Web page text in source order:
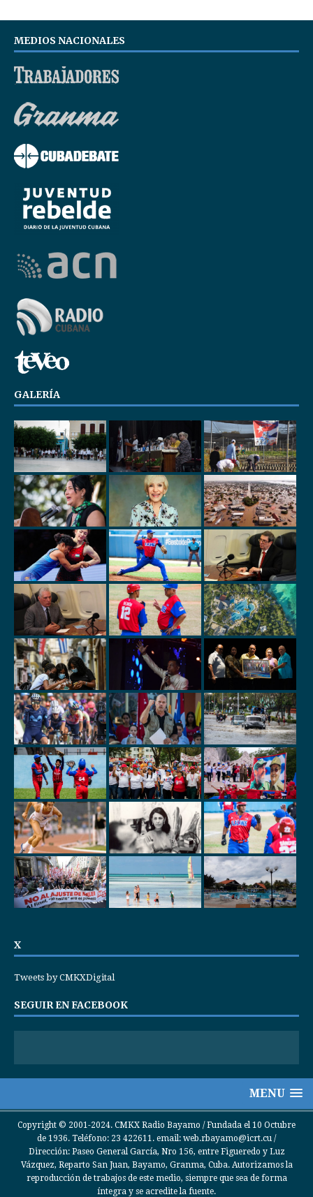
MEDIOS NACIONALES
GALERÍA
X
Tweets by CMKXDigital
SEGUIR EN FACEBOOK
MENU
Copyright © 2001-2024. CMKX Radio Bayamo / Fundada el 10 Octubre
de 1936. Teléfono: 23 422611. email: web.rbayamo@icrt.cu /
Dirección: Paseo General García, Nro 156, entre Figueredo y Luz
Vázquez, Reparto San Juan, Bayamo, Granma, Cuba. Autorizamos la
reproducción de trabajos de este medio, siempre que sea de forma
íntegra y se acredite la fuente.